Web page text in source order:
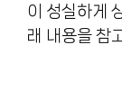
이 성실하게
래 내용을 참